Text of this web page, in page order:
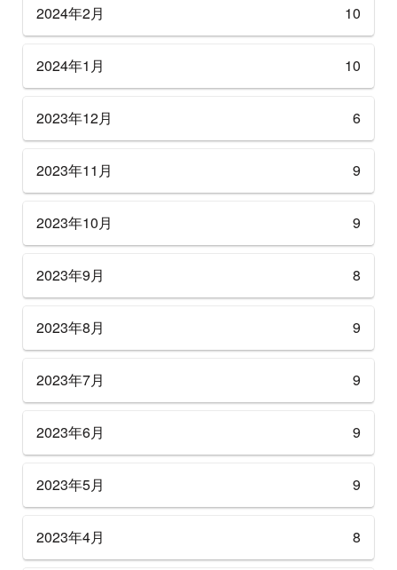
2024年2月 10
2024年1月 10
2023年12月 6
2023年11月 9
2023年10月 9
2023年9月 8
2023年8月 9
2023年7月 9
2023年6月 9
2023年5月 9
2023年4月 8